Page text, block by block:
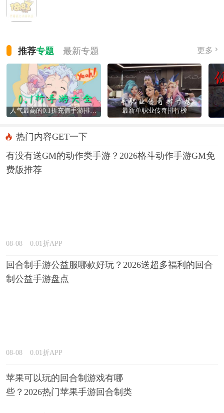
推荐专题 最新专题 更多
人气最高的0.1折充值手游排行榜 最新单职业传奇排行榜
热门内容GET一下
有没有送GM的动作类手游？2026格斗动作手游GM免
费版推荐
08-08 0.01折APP
回合制手游公益服哪款好玩？2026送超多福利的回合
制公益手游盘点
08-08 0.01折APP
苹果可以玩的回合制游戏有哪
些？2026热门苹果手游回合制类